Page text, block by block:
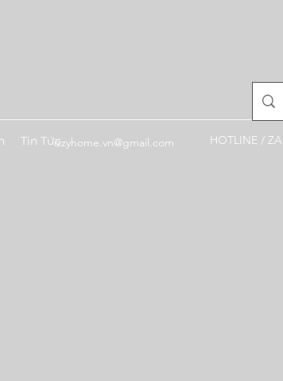
Tin Tứcizzyhome.vn@gmail.com HOTLINE /